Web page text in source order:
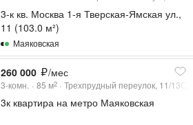
3-к кв. Москва 1-я Тверская-Ямская ул.,
11 (103.0 м²)
Маяковская
260 000 /мес
3-комн. 85 м2 Трехпрудный переулок, 11/13С2
3к квартира на метро Маяковская